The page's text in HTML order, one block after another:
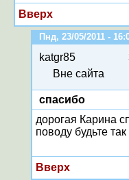
Вверх
Пнд, 23/05/2011 -
katgr85
Вне сайта
спасибо
дорогая Карина
поводу будьте
Вверх